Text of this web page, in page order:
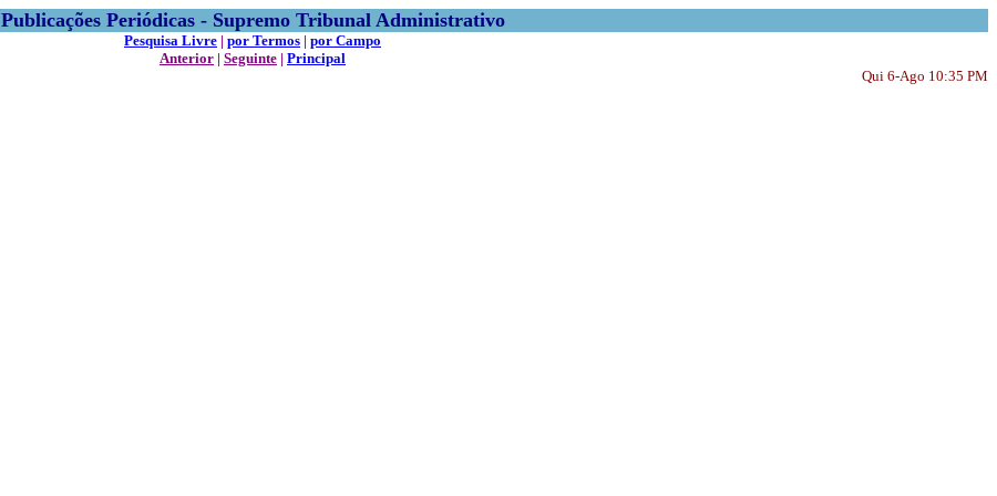
Publicações Periódicas - Supremo Tribunal Administrativo
Pesquisa Livre | por Termos | por Campo
Anterior | Seguinte | Principal
Qui 6-Ago 10:35 PM